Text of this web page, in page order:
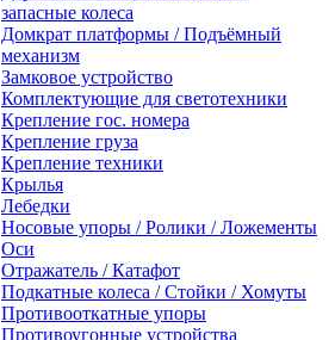
запасные колеса
Домкрат платформы / Подъёмный
механизм
Замковое устройство
Комплектующие для светотехники
Крепление гос. номера
Крепление груза
Крепление техники
Крылья
Лебедки
Носовые упоры / Ролики / Ложементы
Оси
Отражатель / Катафот
Подкатные колеса / Стойки / Хомуты
Противооткатные упоры
Противоугонные устройства